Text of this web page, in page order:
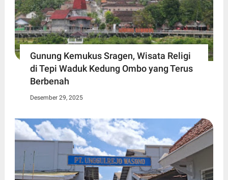
Gunung Kemukus Sragen, Wisata Religi
di Tepi Waduk Kedung Ombo yang Terus
Berbenah
Desember 29, 2025